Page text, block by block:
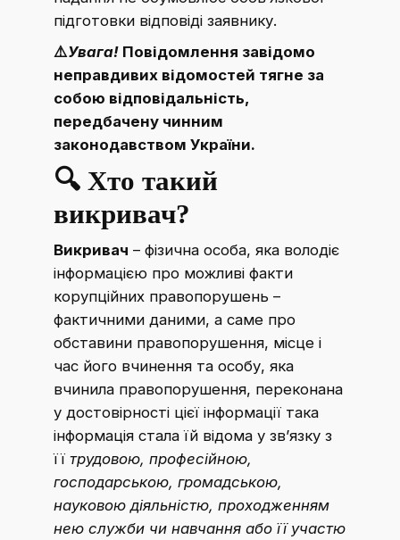
підготовки відповіді заявнику.
⚠️Увага!Повідомлення завідомо
неправдивих відомостей тягне за
собою відповідальність,
передбачену чинним
законодавством України.
🔍Хто такий
викривач?
Викривач – фізична особа, яка володіє
інформацією про можливі факти
корупційних правопорушень –
фактичними даними, а саме про
обставини правопорушення, місце і
час його вчинення та особу, яка
вчинила правопорушення, переконана
у достовірності цієї інформації така
інформація стала їй відома у зв’язку з
її трудовою, професійною,
господарською, громадською,
науковою діяльністю, проходженням
нею служби чи навчання або її участю